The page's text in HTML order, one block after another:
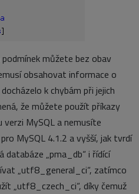
můžete bez obav
obsahovat informace o
k chybám při jejich
že můžete použít příkazy
MySQL a nemusíte
MySQL 4.1.2 a vyšší, jak tvrdí
databáze „pma_db“ i řídící
„utf8_general_ci“, zatímco
„utf8_czech_ci“, díky čemuž